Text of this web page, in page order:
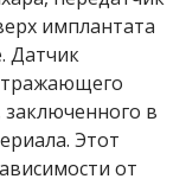
имплантата
Датчик
в
Этот
от